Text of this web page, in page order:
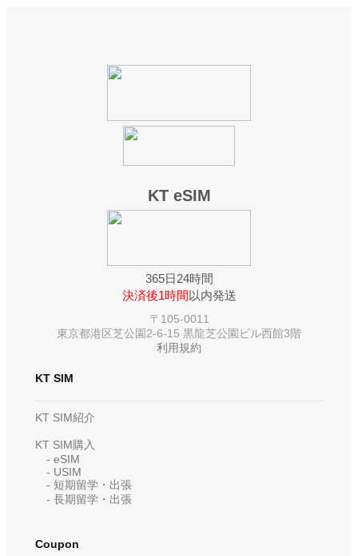
KT eSIM
365日24時間
決済後1時間以内発送
〒105-0011
東京都港区芝公園2-6-15 黒龍芝公園ビル西館3階
利用規約
KT SIM
KT SIM紹介
KT SIM購入
- eSIM
- USIM
- 短期留学・出張
- 長期留学・出張
Coupon